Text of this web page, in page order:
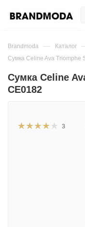
Brandmoda — Каталог
Сумка Celine Ava Triomphe
Сумка Celine
CE0182
3